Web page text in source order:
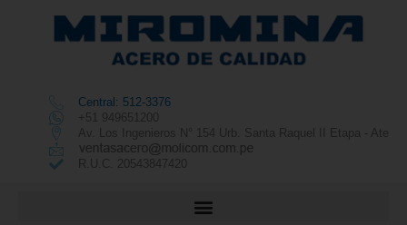
Central: 512-3376
+51 949651200
Av. Los Ingenieros N° 154 Urb. Santa Raquel II Etapa - Ate
R.U.C. 20543847420